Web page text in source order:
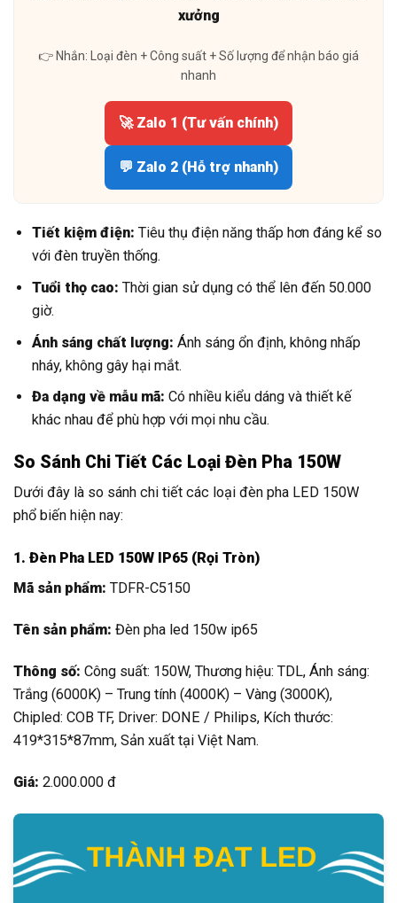
xưởng
👉 Nhắn: Loại đèn + Công suất + Số lượng để nhận báo giá
nhanh
🚀 Zalo 1 (Tư vấn chính)
💬 Zalo 2 (Hỗ trợ nhanh)
Tiết kiệm điện: Tiêu thụ điện năng thấp hơn đáng kể so
với đèn truyền thống.
Tuổi thọ cao: Thời gian sử dụng có thể lên đến 50.000
giờ.
Ánh sáng chất lượng: Ánh sáng ổn định, không nhấp
nháy, không gây hại mắt.
Đa dạng về mẫu mã: Có nhiều kiểu dáng và thiết kế
khác nhau để phù hợp với mọi nhu cầu.
So Sánh Chi Tiết Các Loại Đèn Pha 150W
Dưới đây là so sánh chi tiết các loại đèn pha LED 150W
phổ biến hiện nay:
1. Đèn Pha LED 150W IP65 (Rọi Tròn)
Mã sản phẩm: TDFR-C5150
Tên sản phẩm: Đèn pha led 150w ip65
Thông số: Công suất: 150W, Thương hiệu: TDL, Ánh sáng:
Trắng (6000K) – Trung tính (4000K) – Vàng (3000K),
Chipled: COB TF, Driver: DONE / Philips, Kích thước:
419*315*87mm, Sản xuất tại Việt Nam.
Giá: 2.000.000 đ